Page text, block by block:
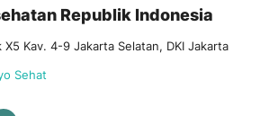
Republik Indonesia
X5 Kav. 4-9 Jakarta Selatan, DKI Jakarta
Sehat